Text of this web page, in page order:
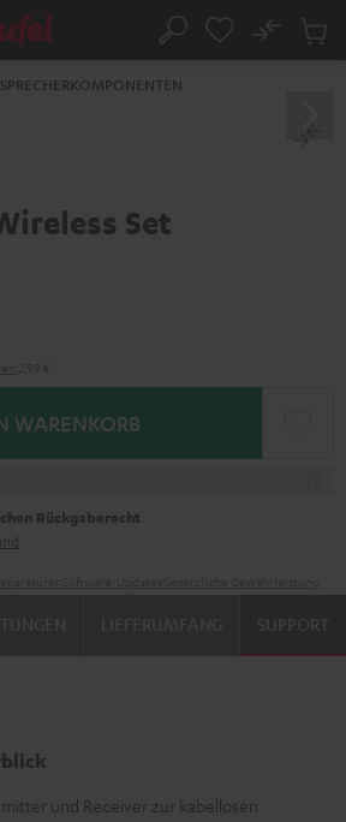
Suche
No
Set
WARENKORB
Rückgaberecht
SUPPORT
und Receiver zur kabellosen